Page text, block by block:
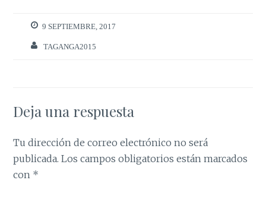
9 SEPTIEMBRE, 2017
TAGANGA2015
Deja una respuesta
Tu dirección de correo electrónico no será
publicada. Los campos obligatorios están marcados
con *